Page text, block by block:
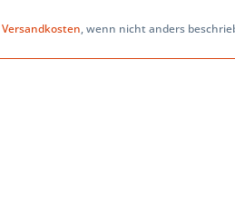
Versandkosten, wenn nicht anders